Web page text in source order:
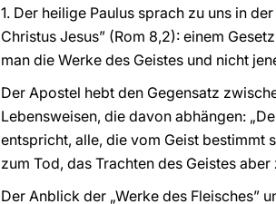
1. Der heilige Paulus sprach zu uns in
Christus Jesus” (Rom 8,2): einem
man die Werke des Geistes und nicht
Der Apostel hebt den Gegensatz
Lebensweisen, die davon abhängen:
entspricht, alle, die vom Geist bestimmt
zum Tod, das Trachten des Geistes
Der Anblick der „Werke des Fleisches”